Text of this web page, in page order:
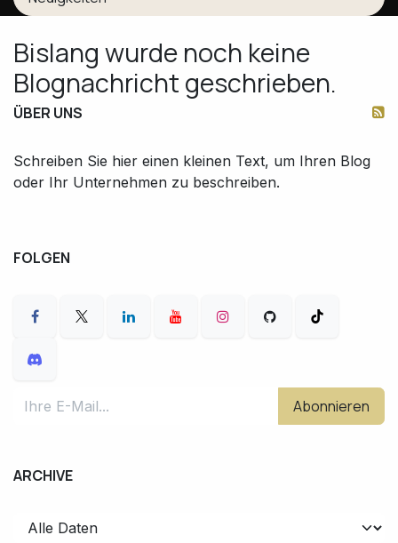
Bislang wurde noch keine
Blognachricht geschrieben.
ÜBER UNS
Schreiben Sie hier einen kleinen Text, um Ihren Blog
oder Ihr Unternehmen zu beschreiben.
FOLGEN
Abonnieren
ARCHIVE